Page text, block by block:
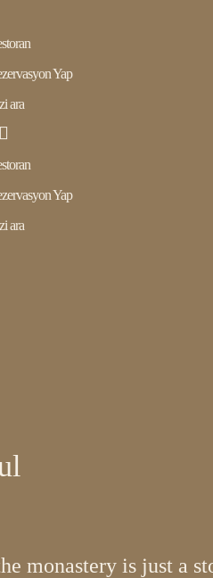
Yap
ara
Yap
ara
monastery is just a